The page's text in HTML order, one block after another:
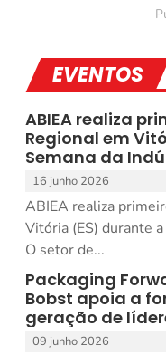
EVENTOS
ABIEA realiza
Regional em
Semana da
16 junho 2026
ABIEA realiza
Vitória (ES) durante
O setor de...
Packaging
Bobst apoia a
geração de
09 junho 2026